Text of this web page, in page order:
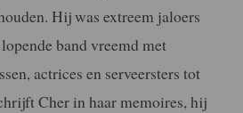
Hij was extreem jaloers
band vreemd met
actrices en serveersters tot
Cher in haar memoires, hij